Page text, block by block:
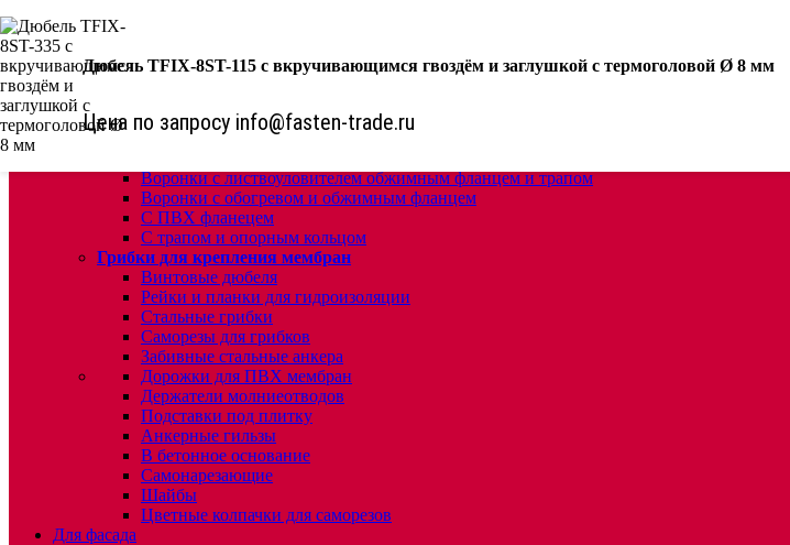
КРЕПЕЖ:
Для кровли
Ремонтные кровельные воронки
Кровельные воронки с листвоуловителем
Воронки с листвоуловителем обжимным фланцем и трапом
Воронки с обогревом и обжимным фланцем
С ПВХ фланецем
С трапом и опорным кольцом
Грибки для крепления мембран
Винтовые дюбеля
Рейки и планки для гидроизоляции
Стальные грибки
Саморезы для грибков
Забивные стальные анкера
Дорожки для ПВХ мембран
Держатели молниеотводов
Подставки под плитку
Анкерные гильзы
В бетонное основание
Самонарезающие
Шайбы
Цветные колпачки для саморезов
Для фасада
Дюбель TFIX-8ST-115 с вкручивающимся гвоздём и заглушкой с термоголовой Ø 8 мм
Цена по запросу info@fasten-trade.ru